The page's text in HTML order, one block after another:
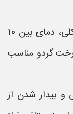
* **محدوده دمایی مناسب:** به طور کلی، دمای بین 10
درخت گردو مناسب
و بیدار شدن از